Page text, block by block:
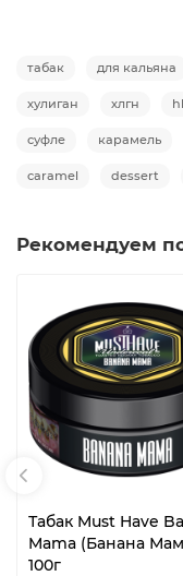
табак для кальяна
хулиган хлгн
суфле карамель
caramel dessert
Рекомендуем
Табак Must Have
Mama (Банана
100г